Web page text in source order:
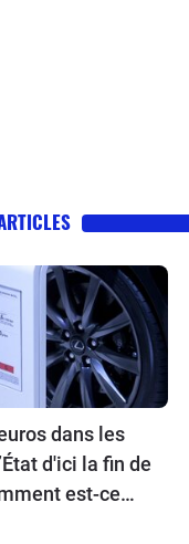
dans les
d'ici la fin de
est-ce